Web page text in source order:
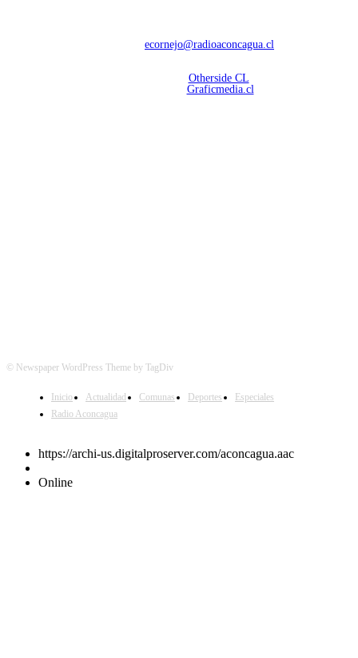
ecornejo@radioaconcagua.cl
Otherside CL
Graficmedia.cl
© Newspaper WordPress Theme by TagDiv
Inicio Actualidad Comunas Deportes
Especiales
Radio Aconcagua
https://archi-us.digitalproserver.com/aconcagua.aac
Online